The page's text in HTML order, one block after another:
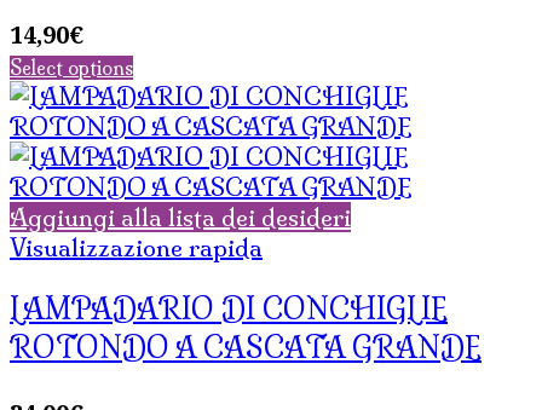
14,90€
Select options
Aggiungi alla lista dei desideri
Visualizzazione rapida
LAMPADARIO DI CONCHIGLIE
ROTONDO A CASCATA GRANDE